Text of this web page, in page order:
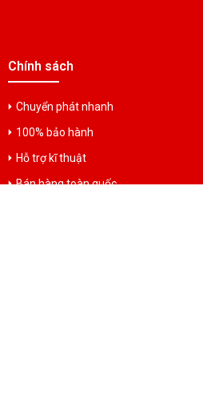
Chính sách
Chuyển phát nhanh
100% bảo hành
Hỗ trợ kĩ thuật
Bán hàng toàn quốc